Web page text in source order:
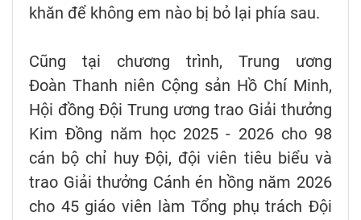
khăn để không em nào bị bỏ lại phía sau.
Cũng tại chương trình, Trung ương
Đoàn Thanh niên Cộng sản Hồ Chí Minh,
Hội đồng Đội Trung ương trao Giải thưởng
Kim Đồng năm học 2025 - 2026 cho 98
cán bộ chỉ huy Đội, đội viên tiêu biểu và
trao Giải thưởng Cánh én hồng năm 2026
cho 45 giáo viên làm Tổng phụ trách Đội